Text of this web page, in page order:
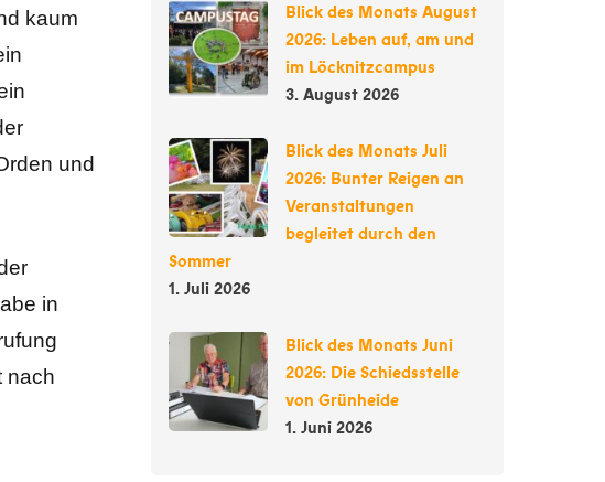
kaum
und
in
nach
Blick des Monats August
2026: Leben auf, am und
im Löcknitzcampus
3. August 2026
Blick des Monats Juli
2026: Bunter Reigen an
Veranstaltungen
begleitet durch den
Sommer
1. Juli 2026
Blick des Monats Juni
2026: Die Schiedsstelle
von Grünheide
1. Juni 2026